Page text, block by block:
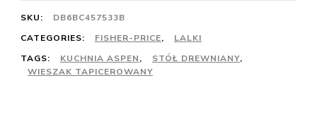
SKU:
DB6BC457533B
CATEGORIES:
FISHER-PRICE,
LALKI
TAGS:
KUCHNIA ASPEN, STÓŁ DREWNIANY,
WIESZAK TAPICEROWANY